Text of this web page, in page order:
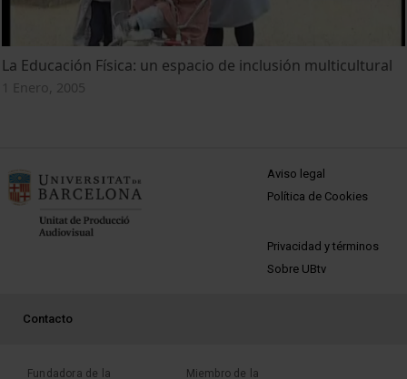
La Educación Física: un espacio de inclusión multicultural
1 Enero, 2005
MENÚ PEU 1
Aviso legal
Política de Cookies
PEU 2
Privacidad y términos
Sobre UBtv
PEU 3
Contacto
Fundadora de la Miembro de la